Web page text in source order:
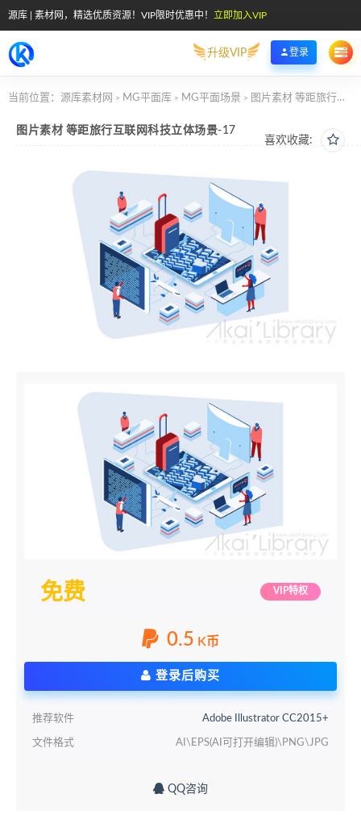
源库 | 素材网，精选优质资源！VIP限时优惠中！ 立即加入VIP
升级VIP 登录
当前位置： 源库素材网 > MG平面库 > MG平面场景 > 图片素材 等距旅行互联网科技立体场景-17
喜欢收藏:
图片素材 等距旅行互联网科技立体场景-17
免费 VIP特权
0.5 K币
登录后购买
推荐软件 Adobe Illustrator CC2015+
文件格式 AI\EPS(AI可打开编辑)\PNG\JPG
QQ咨询